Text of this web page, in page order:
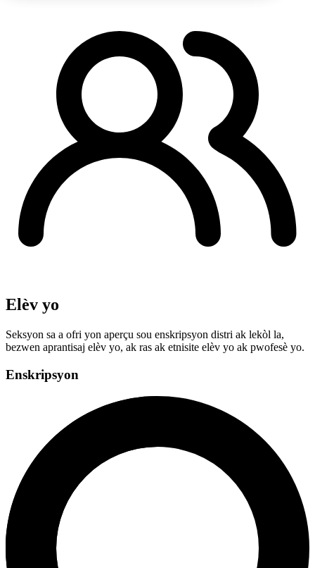
Elèv yo
Seksyon sa a ofri yon aperçu sou enskripsyon distri ak lekòl la,
bezwen aprantisaj elèv yo, ak ras ak etnisite elèv yo ak pwofesè yo.
Enskripsyon